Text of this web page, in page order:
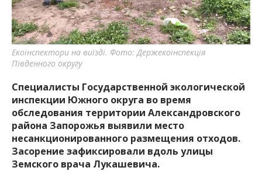
Екоінспектори на виїзді. Фото: Держекоінспекція
Південного округу
Специалисты Государственной экологической
инспекции Южного округа во время
обследования территории Александровского
района Запорожья выявили место
несанкционированного размещения отходов.
Засорение зафиксировали вдоль улицы
Земского врача Лукашевича.